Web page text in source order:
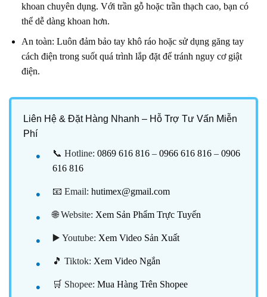
khoan chuyên dụng. Với trần gỗ hoặc trần thạch cao, bạn có
thể dễ dàng khoan hơn.
An toàn: Luôn đảm bảo tay khô ráo hoặc sử dụng găng tay
cách điện trong suốt quá trình lắp đặt để tránh nguy cơ giật
điện.
Liên Hệ & Đặt Hàng Nhanh – Hỗ Trợ Tư Vấn Miễn
Phí
📞 Hotline: 0869 616 816– 0966 616 816– 0906
616 816
📧 Email: hutimex@gmail.com
🌐 Website: Xem Sản Phẩm Trực Tuyến
▶️ Youtube: Xem Video Sản Xuất
🎵 Tiktok: Xem Video Ngắn
🛒 Shopee: Mua Hàng Trên Shopee